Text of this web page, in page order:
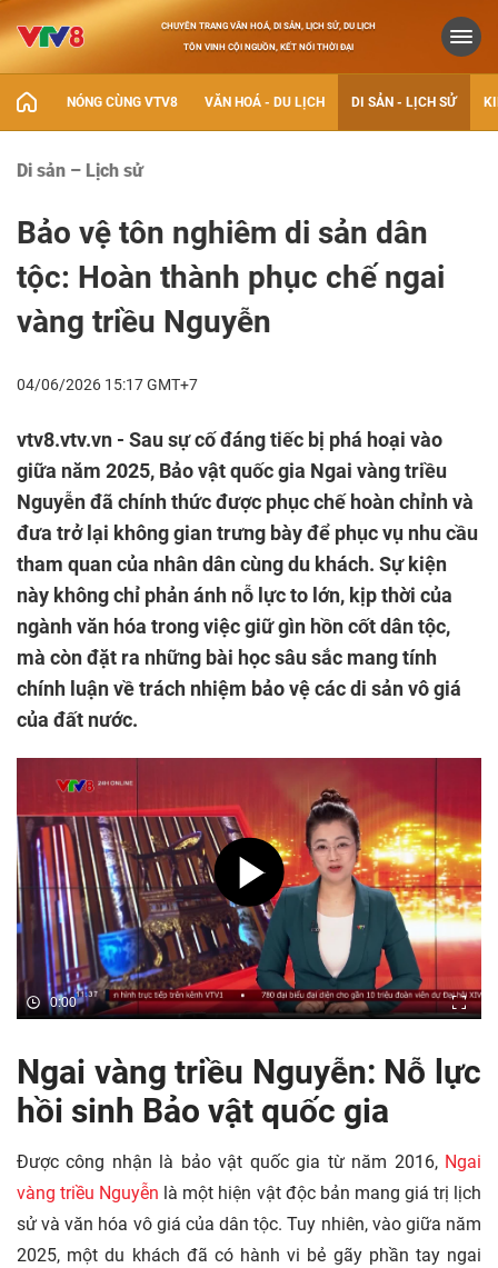
CHUYÊN TRANG VĂN HOÁ, DI SẢN, LỊCH SỬ, DU LỊCH
TÔN VINH CỘI NGUỒN, KẾT NỐI THỜI ĐẠI
NÓNG CÙNG VTV8 VĂN HOÁ - DU LỊCH DI SẢN - LỊCH SỬ
Di sản – Lịch sử
Bảo vệ tôn nghiêm di sản dân
tộc: Hoàn thành phục chế ngai
vàng triều Nguyễn
04/06/2026 15:17 GMT+7
vtv8.vtv.vn - Sau sự cố đáng tiếc bị phá hoại vào
giữa năm 2025, Bảo vật quốc gia Ngai vàng triều
Nguyễn đã chính thức được phục chế hoàn chỉnh và
đưa trở lại không gian trưng bày để phục vụ nhu cầu
tham quan của nhân dân cùng du khách. Sự kiện
này không chỉ phản ánh nỗ lực to lớn, kịp thời của
ngành văn hóa trong việc giữ gìn hồn cốt dân tộc,
mà còn đặt ra những bài học sâu sắc mang tính
chính luận về trách nhiệm bảo vệ các di sản vô giá
của đất nước.
0:00
Ngai vàng triều Nguyễn: Nỗ lực
hồi sinh Bảo vật quốc gia
Được công nhận là bảo vật quốc gia từ năm 2016,Ngai
vàng triều Nguyễn là một hiện vật độc bản mang giá trị lịch
sử và văn hóa vô giá của dân tộc. Tuy nhiên, vào giữa năm
2025, một du khách đã có hành vi bẻ gãy phần tay ngai